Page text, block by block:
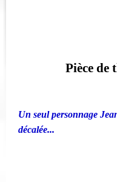
Pièce de
Un seul personnage
décalée...